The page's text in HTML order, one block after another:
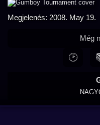
Megjelenés: 2008. May 19.
Még
🕑